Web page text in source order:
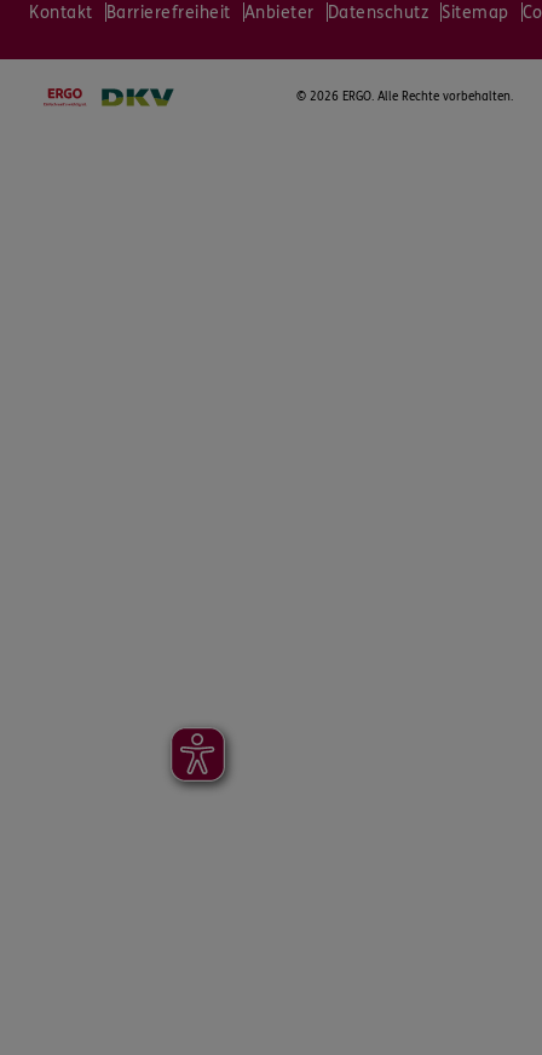
Kontakt Barrierefreiheit Anbieter Datenschutz Sitemap
© 2026 ERGO. Alle Rechte vorbehalten.